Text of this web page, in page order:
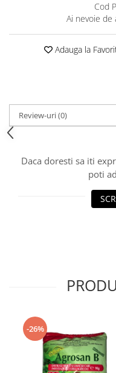
Cod
Ai nevoie de
Adauga la
Review-uri(0)
Daca doresti sa iti
poti
-26%